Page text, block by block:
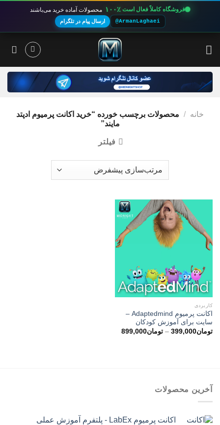
فروشگاه کاملاً فعال است ۱۰۰٪ محصولات آماده خرید می‌باشند
@ArmanLaghaei ارسال پیام در تلگرام
خانه / محصولات برچسب خورده “خرید اکانت پرمیوم ادپتد
مایند”
فیلتر
کاربردی
اکانت پرمیوم Adaptedmind –
سایت برای آموزش کودکان
تومان399,000
– تومان899,000محدوده
آخرین محصولات
اکانت پرمیوم LabEx - پلتفرم آموزش عملی